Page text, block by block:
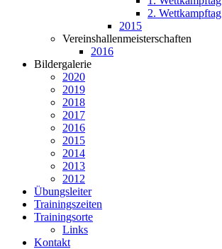
2. Wettkampftag
2015
Vereinshallenmeisterschaften
2016
Bildergalerie
2020
2019
2018
2017
2016
2015
2014
2013
2012
Übungsleiter
Trainingszeiten
Trainingsorte
Links
Kontakt